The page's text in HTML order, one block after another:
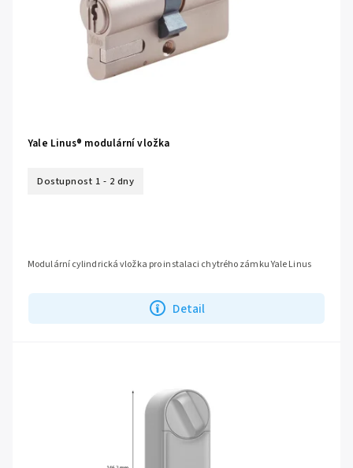
Yale Linus® modulární vložka
Dostupnost 1 - 2 dny
Detail
Modulární cylindrická vložka pro instalaci chytrého zámku Yale Linus